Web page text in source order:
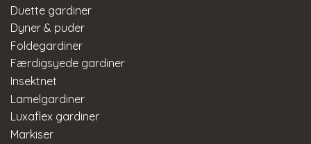
Duette gardiner
Dyner & puder
Foldegardiner
Færdigsyede gardiner
Insektnet
Lamelgardiner
Luxaflex gardiner
Markiser